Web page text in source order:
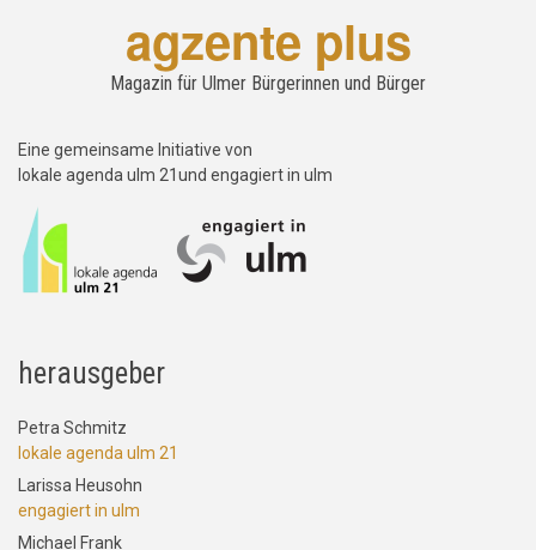
agzente plus
Magazin für Ulmer Bürgerinnen und Bürger
Eine gemeinsame Initiative von
lokale agenda ulm 21und engagiert in ulm
herausgeber
Petra Schmitz
lokale agenda ulm 21
Larissa Heusohn
engagiert in ulm
Michael Frank